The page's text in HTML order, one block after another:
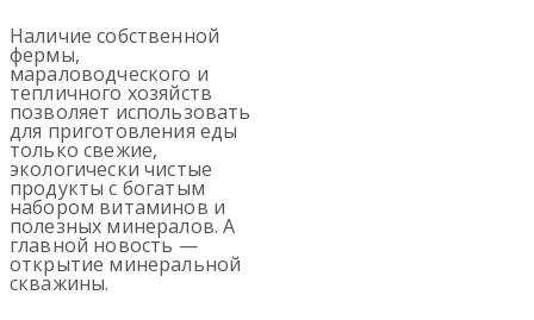
Наличие собственной
фермы,
мараловодческого и
тепличного хозяйств
позволяет использовать
для приготовления еды
только свежие,
экологически чистые
продукты с богатым
набором витаминов и
полезных минералов. А
главной новость —
открытие минеральной
скважины.